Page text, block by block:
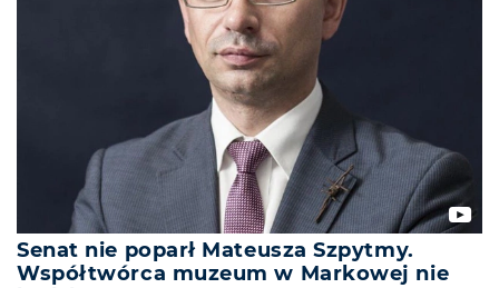
Senat nie poparł Mateusza Szpytmy.
Współtwórca muzeum w Markowej nie